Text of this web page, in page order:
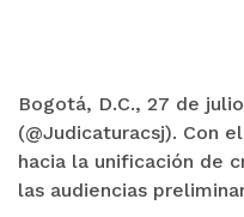
Bogotá, D.C., 27 de
(@Judicaturacsj). Con
hacia la unificación de
las audiencias